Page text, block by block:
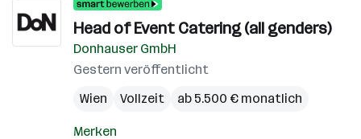
in
Wien
Head of Event Catering (all genders)
Donhauser GmbH
Gestern veröffentlicht
Wien
Vollzeit ab 5.500 € monatlich
Merken